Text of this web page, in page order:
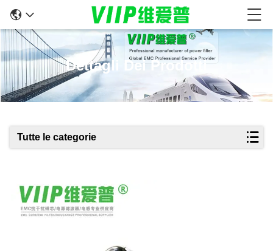
Dettagli Dei Prodotti
Tutte le categorie